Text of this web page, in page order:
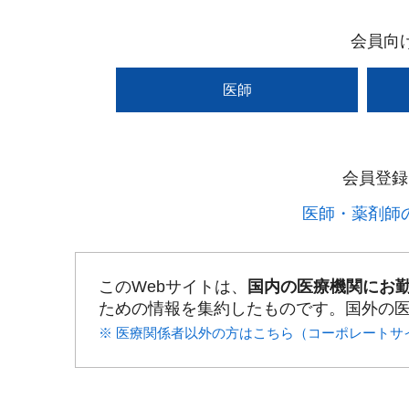
会員向
医師
会員登
医師・薬剤師
このWebサイトは、
国内の医療機関にお
ための情報を集約したものです。国外の
※ 医療関係者以外の方はこちら（コーポレートサ